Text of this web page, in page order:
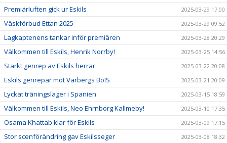
Premiärluften gick ur Eskils 2025-03-29 17:00
Väskförbud Ettan 2025 2025-03-29 09:52
Lagkaptenens tankar inför premiären 2025-03-28 20:29
Välkommen till Eskils, Henrik Norrby! 2025-03-25 14:56
Starkt genrep av Eskils herrar 2025-03-22 20:08
Eskils genrepar mot Varbergs BoIS 2025-03-21 20:09
Lyckat träningsläger i Spanien 2025-03-15 18:59
Välkommen till Eskils, Neo Ehrnborg Kallmeby! 2025-03-10 17:35
Osama Khattab klar för Eskils 2025-03-09 17:15
Stor scenförändring gav Eskilsseger 2025-03-08 18:32